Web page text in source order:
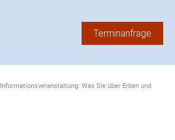
Terminanfrage
Informationsveranstaltung: Was Sie über Erben und